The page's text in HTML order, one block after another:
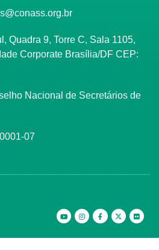
Quadra 9, Torre C, Sala 1105,
Corporate Brasília/DF CEP:
Nacional de Secretários de
07